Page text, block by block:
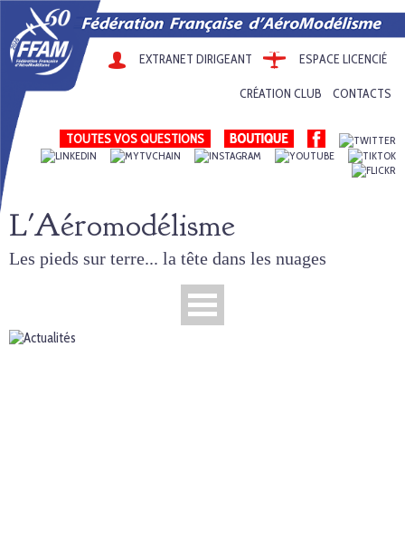
EXTRANET DIRIGEANT ESPACE LICENCIÉ
CRÉATION CLUB CONTACTS
TOUTES VOS QUESTIONS
L'Aéromodélisme
Les pieds sur terre... la tête dans les nuages